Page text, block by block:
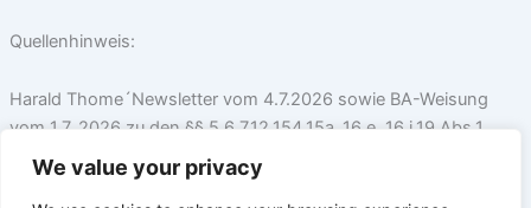
We value your privacy
Quellenhinweis:
Harald Thome´Newsletter vom 4.7.2026 sowie BA-Weisung
vom 1.7. 2026 zu den §§ 5,6,7,12,154,15a ,16 e, 16 i,19 Abs.1,
Satz 1, 26, 31, 31 a, 34 41 a und 64 SGB II